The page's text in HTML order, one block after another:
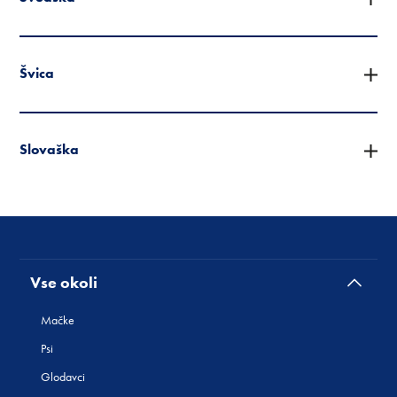
Švica
Slovaška
Vse okoli
Mačke
Psi
Glodavci